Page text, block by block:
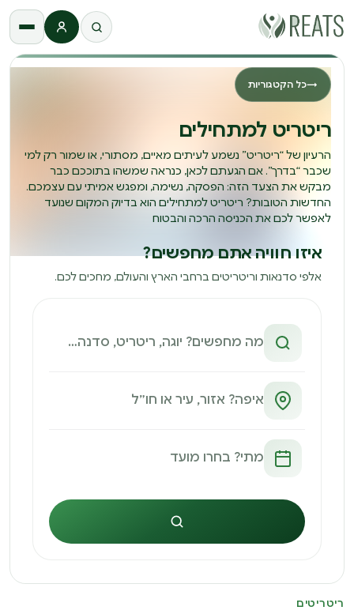
התחברות
→כל הקטגוריות
ריטריט למתחילים
הרעיון של “ריטריט” נשמע לעיתים מאיים, מסתורי, או שמור רק למי
שכבר “בדרך”. אם הגעתם לכאן, כנראה שמשהו בתוככם כבר
מבקש את הצעד הזה: הפסקה, נשימה, ומפגש אמיתי עם עצמכם.
החדשות הטובות? ריטריט למתחילים הוא בדיוק המקום שנועד
לאפשר לכם את הכניסה הרכה והבטוח
איזו חוויה אתם מחפשים?
אלפי סדנאות וריטריטים ברחבי הארץ והעולם, מחכים לכם.
חיפוש
ריטריטים